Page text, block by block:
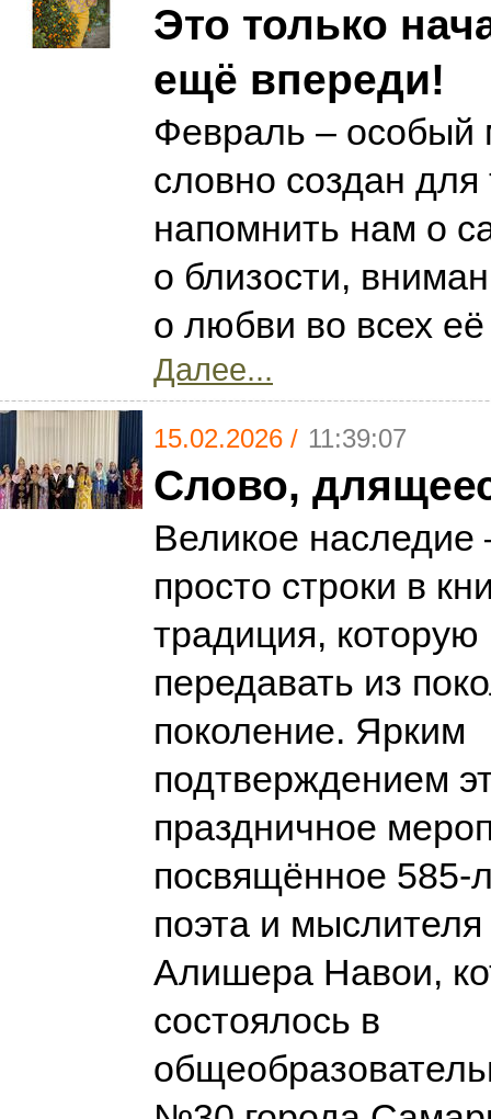
Это только
ещё впереди!
Февраль – особый
словно создан для
напомнить нам о
о близости,
о любви во всех
Далее...
15.02.2026 / 11:39:07
Слово,
Великое
просто строки в
традиция,
передавать из
поколение. Ярким
подтверждением
праздничное
посвящённое 585-
поэта и
Алишера Навои,
состоялось в